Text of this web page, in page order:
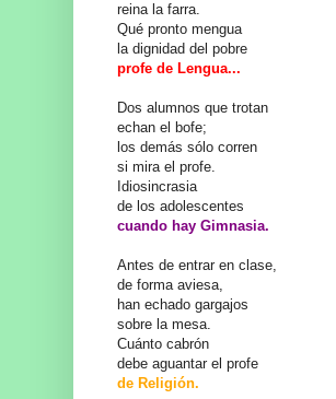
reina la farra.
Qué pronto mengua
la dignidad del pobre
profe de Lengua...
Dos alumnos que trotan
echan el bofe;
los demás sólo corren
si mira el profe.
Idiosincrasia
de los adolescentes
cuando hay Gimnasia.
Antes de entrar en clase,
de forma aviesa,
han echado gargajos
sobre la mesa.
Cuánto cabrón
debe aguantar el profe
de Religión.